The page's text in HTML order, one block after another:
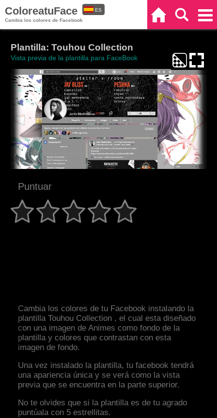
ColoreatuFace
Cambia los colores de Facebook
ES
Plantilla: Touhou Collection
Vista previa de la plantilla para FaceBook
Puntuar
Cambia los colores de tu Facebook instalando la
plantilla Touhou Collection , el cual esta diseñado
con una imagen de Animes como fondo de la
plantilla y colores que contrastan con esta
imagen de fondo.
Una vez instalado la plantilla, tu facebook tendrá
una apariencia única y se verá como la vista
previa que se encuentra en la parte superior.
No te olvides que si la plantilla es de tu agrado
puntúala con 5 estrellitas.